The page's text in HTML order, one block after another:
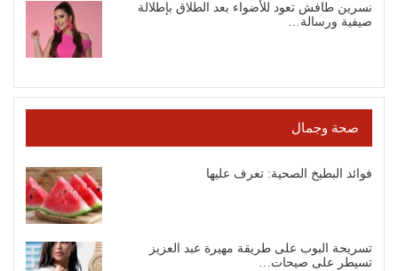
نسرين طافش تعود للأضواء بعد الطلاق بإطلالة
صيفية ورسالة…
صحة وجمال
فوائد البطيخ الصحية: تعرف عليها
تسريحة البوب على طريقة مهيرة عبد العزيز
تسيطر على صيحات…